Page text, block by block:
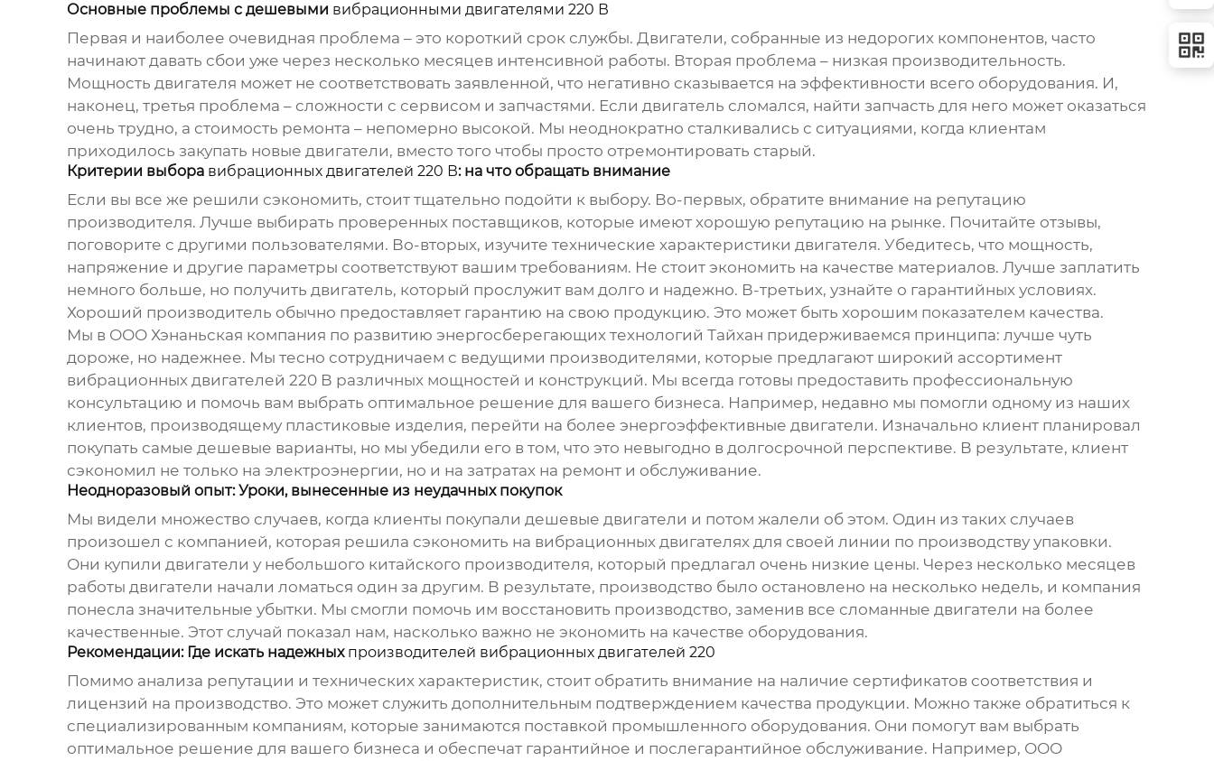
Основные проблемы с дешевыми вибрационными двигателями 220 В
Первая и наиболее очевидная проблема – это короткий срок службы. Двигатели, собранные из недорогих компонентов, часто
начинают давать сбои уже через несколько месяцев интенсивной работы. Вторая проблема – низкая производительность.
Мощность двигателя может не соответствовать заявленной, что негативно сказывается на эффективности всего оборудования. И,
наконец, третья проблема – сложности с сервисом и запчастями. Если двигатель сломался, найти запчасть для него может оказаться
очень трудно, а стоимость ремонта – непомерно высокой. Мы неоднократно сталкивались с ситуациями, когда клиентам
приходилось закупать новые двигатели, вместо того чтобы просто отремонтировать старый.
Критерии выбора вибрационных двигателей 220 В: на что обращать внимание
Если вы все же решили сэкономить, стоит тщательно подойти к выбору. Во-первых, обратите внимание на репутацию
производителя. Лучше выбирать проверенных поставщиков, которые имеют хорошую репутацию на рынке. Почитайте отзывы,
поговорите с другими пользователями. Во-вторых, изучите технические характеристики двигателя. Убедитесь, что мощность,
напряжение и другие параметры соответствуют вашим требованиям. Не стоит экономить на качестве материалов. Лучше заплатить
немного больше, но получить двигатель, который прослужит вам долго и надежно. В-третьих, узнайте о гарантийных условиях.
Хороший производитель обычно предоставляет гарантию на свою продукцию. Это может быть хорошим показателем качества.
Мы в ООО Хэнаньская компания по развитию энергосберегающих технологий Тайхан придерживаемся принципа: лучше чуть
дороже, но надежнее. Мы тесно сотрудничаем с ведущими производителями, которые предлагают широкий ассортимент
вибрационных двигателей 220 В различных мощностей и конструкций. Мы всегда готовы предоставить профессиональную
консультацию и помочь вам выбрать оптимальное решение для вашего бизнеса. Например, недавно мы помогли одному из наших
клиентов, производящему пластиковые изделия, перейти на более энергоэффективные двигатели. Изначально клиент планировал
покупать самые дешевые варианты, но мы убедили его в том, что это невыгодно в долгосрочной перспективе. В результате, клиент
сэкономил не только на электроэнергии, но и на затратах на ремонт и обслуживание.
Неодноразовый опыт: Уроки, вынесенные из неудачных покупок
Мы видели множество случаев, когда клиенты покупали дешевые двигатели и потом жалели об этом. Один из таких случаев
произошел с компанией, которая решила сэкономить на вибрационных двигателях для своей линии по производству упаковки.
Они купили двигатели у небольшого китайского производителя, который предлагал очень низкие цены. Через несколько месяцев
работы двигатели начали ломаться один за другим. В результате, производство было остановлено на несколько недель, и компания
понесла значительные убытки. Мы смогли помочь им восстановить производство, заменив все сломанные двигатели на более
качественные. Этот случай показал нам, насколько важно не экономить на качестве оборудования.
Рекомендации: Где искать надежных производителей вибрационных двигателей 220
Помимо анализа репутации и технических характеристик, стоит обратить внимание на наличие сертификатов соответствия и
лицензий на производство. Это может служить дополнительным подтверждением качества продукции. Можно также обратиться к
специализированным компаниям, которые занимаются поставкой промышленного оборудования. Они помогут вам выбрать
оптимальное решение для вашего бизнеса и обеспечат гарантийное и послегарантийное обслуживание. Например, ООО